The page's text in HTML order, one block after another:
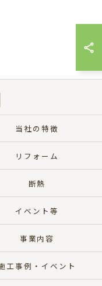
停止の具体的手続
せ下さい。
当社の特徴
リフォーム
断熱
イベント等
事業内容
工事例・イベント